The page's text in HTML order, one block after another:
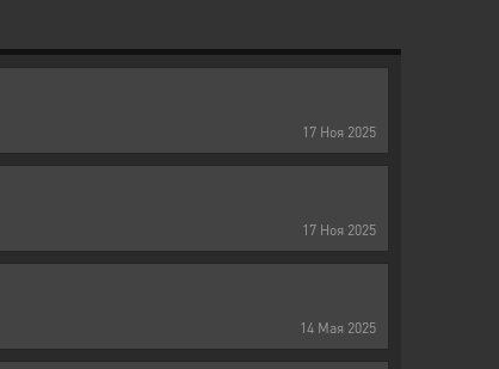
17 Ноя 2025
17 Ноя 2025
14 Мая 2025